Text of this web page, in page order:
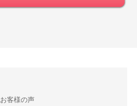
お客様の声